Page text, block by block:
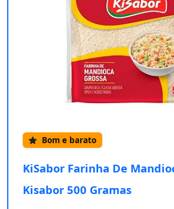
Bom e barato
KiSabor Farinha De
Kisabor 500 Gramas